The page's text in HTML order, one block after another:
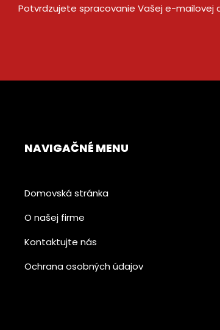
Potvrdzujete spracovanie Vašej e-mailovej
NAVIGAČNÉ MENU
Domovská stránka
O našej firme
Kontaktujte nás
Ochrana osobných údajov